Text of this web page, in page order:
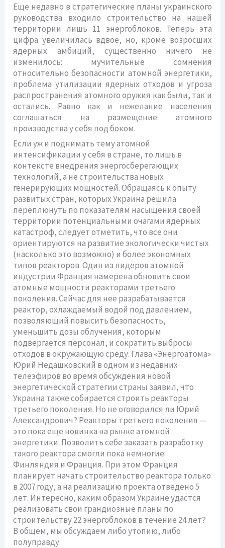
Еще недавно в стратегические планы украинского
руководства входило строительство на нашей
территории лишь 11 энергоблоков. Теперь эта
цифра увеличилась вдвое, но, кроме возросших
ядерных амбиций, существенно ничего не
изменилось: мучительные сомнения
относительно безопасности атомной энергетики,
проблема утилизации ядерных отходов и угроза
распространения атомного оружия как были, так и
остались. Равно как и нежелание населения
соглашаться на размещение атомного
производства у себя под боком.
Если уж и поднимать тему атомной
интенсификации у себя в стране, то лишь в
контексте внедрения энергосберегающих
технологий, а не строительства новых
генерирующих мощностей. Обращаясь к опыту
развитых стран, которых Украина решила
переплюнуть по показателям насыщения своей
территории потенциальными очагами ядерных
катастроф, следует отметить, что все они
ориентируются на развитие экологически чистых
(насколько это возможно) и более экономных
типов реакторов. Один из лидеров атомной
индустрии Франция намерена обновить свои
атомные мощности реакторами третьего
поколения. Сейчас для нее разрабатывается
реактор, охлаждаемый водой под давлением,
позволяющий повысить безопасность,
уменьшить дозы облучения, которым
подвергается персонал, и сократить выбросы
отходов в окружающую среду. Глава «Энергоатома»
Юрий Недашковский в одном из недавних
телеэфиров во время обсуждения новой
энергетической стратегии страны заявил, что
Украина также собирается строить реакторы
третьего поколения. Но не оговорился ли Юрий
Александрович? Реакторы третьего поколения —
это пока еще новинка на рынке атомной
энергетики. Позволить себе заказать разработку
такого реактора смогли пока немногие:
Финляндия и Франция. При этом Франция
планирует начать строительство реактора только
в 2007 году, а на реализацию проекта отведено 5
лет. Интересно, каким образом Украине удастся
реализовать свои грандиозные планы по
строительству 22 энергоблоков в течение 24 лет?
В общем, мы обсуждаем либо утопию, либо
полуправду.